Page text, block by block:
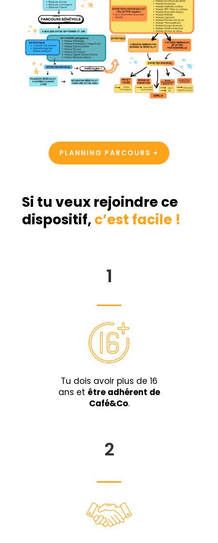
PLANNING PARCOURS +
Si tu veux rejoindre ce
dispositif, c’est facile !
1
Tu dois avoir plus de 16
ans et être adhérent de
Café&Co.
2